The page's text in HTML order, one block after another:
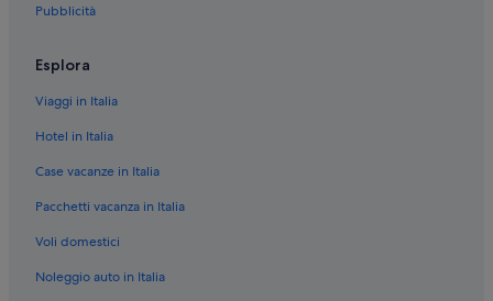
Chiesa di San Francesco di Paola: hotel nelle vicinanze
Giardini di Villa Reale: hotel nelle vicinanze
Porta Nuova: hotel
Giardini Pubblici Indro Montanelli: hotel nelle vicinanze
Pubblicità
Esplora
Viaggi in Italia
Hotel in Italia
Case vacanze in Italia
Pacchetti vacanza in Italia
Voli domestici
Noleggio auto in Italia